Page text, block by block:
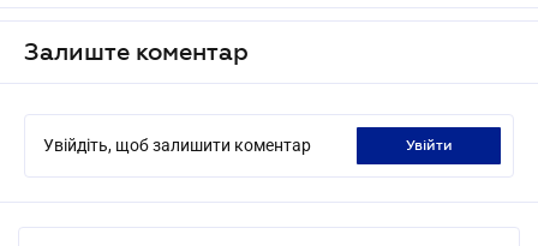
Залиште коментар
Увійдіть, щоб залишити коментар увійти